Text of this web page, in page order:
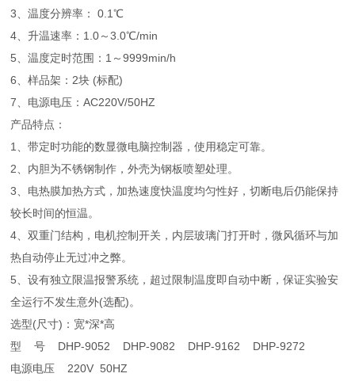
3、温度分辨率： 0.1℃
4、升温速率：1.0～3.0℃/min
5、温度定时范围：1～9999min/h
6、样品架：2块 (标配)
7、电源电压：AC220V/50HZ
产品特点：
1、带定时功能的数显微电脑控制器，使用稳定可靠。
2、内胆为不锈钢制作，外壳为钢板喷塑处理。
3、电热膜加热方式，加热速度快温度均匀性好，切断电后仍能保持
较长时间的恒温。
4、双重门结构，电机控制开关，内层玻璃门打开时，微风循环与加
热自动停止无过冲之弊。
5、设有独立限温报警系统，超过限制温度即自动中断，保证实验安
全运行不发生意外(选配)。
选型(尺寸)：宽*深*高
型 号 DHP-9052 DHP-9082 DHP-9162 DHP-9272
电源电压 220V 50HZ